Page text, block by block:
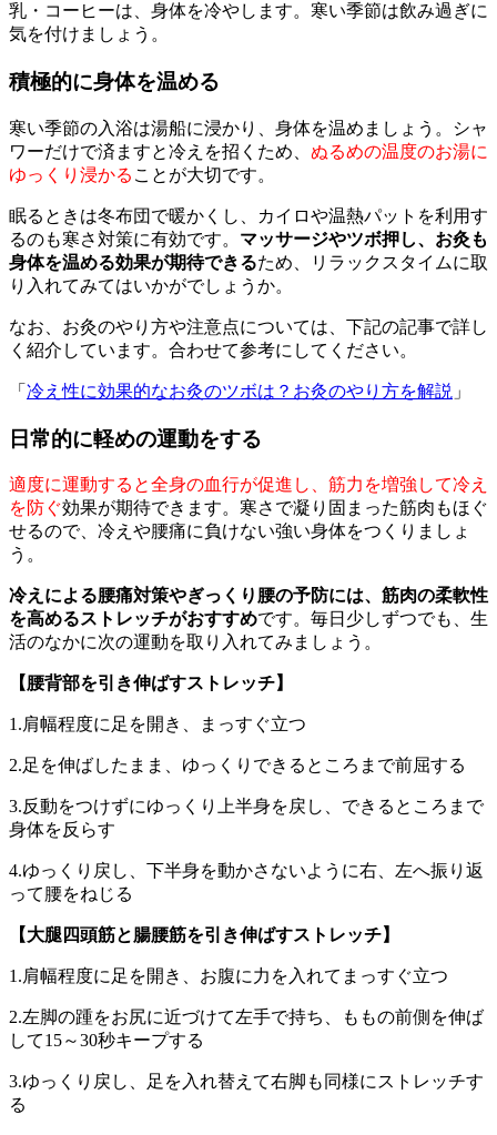
乳・コーヒーは、身体を冷やします。寒い季節は飲み過ぎに
気を付けましょう。
積極的に身体を温める
寒い季節の入浴は湯船に浸かり、身体を温めましょう。シャ
ワーだけで済ますと冷えを招くため、 ぬるめの温度のお湯に
ゆっくり浸かる ことが大切です。
眠るときは冬布団で暖かくし、カイロや温熱パットを利用す
るのも寒さ対策に有効です。 マッサージやツボ押し、お灸も
身体を温める効果が期待できるため、リラックスタイムに取
り入れてみてはいかがでしょうか。
なお、お灸のやり方や注意点については、下記の記事で詳し
く紹介しています。合わせて参考にしてください。
「 冷え性に効果的なお灸のツボは？お灸のやり方を解説 」
日常的に軽めの運動をする
適度に運動すると全身の血行が促進し、筋力を増強して冷え
を防ぐ効果が期待できます。寒さで凝り固まった筋肉もほぐ
せるので、冷えや腰痛に負けない強い身体をつくりましょ
う。
冷えによる腰痛対策やぎっくり腰の予防には、筋肉の柔軟性
を高めるストレッチがおすすめです。毎日少しずつでも、生
活のなかに次の運動を取り入れてみましょう。
【腰背部を引き伸ばすストレッチ】
1.肩幅程度に足を開き、まっすぐ立つ
2.足を伸ばしたまま、ゆっくりできるところまで前屈する
3.反動をつけずにゆっくり上半身を戻し、できるところまで
身体を反らす
4.ゆっくり戻し、下半身を動かさないように右、左へ振り返
って腰をねじる
【大腿四頭筋と腸腰筋を引き伸ばすストレッチ】
1.肩幅程度に足を開き、お腹に力を入れてまっすぐ立つ
2.左脚の踵をお尻に近づけて左手で持ち、ももの前側を伸ば
して15～30秒キープする
3.ゆっくり戻し、足を入れ替えて右脚も同様にストレッチす
る